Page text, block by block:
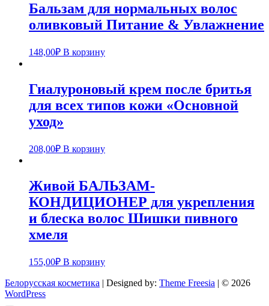
Бальзам для нормальных волос
оливковый Питание & Увлажнение
148,00₽ В корзину
Гиалуроновый крем после бритья
для всех типов кожи «Основной
уход»
208,00₽ В корзину
Живой БАЛЬЗАМ-
КОНДИЦИОНЕР для укрепления
и блеска волос Шишки пивного
хмеля
155,00₽ В корзину
Белорусская косметика | Designed by: Theme Freesia | © 2026
WordPress